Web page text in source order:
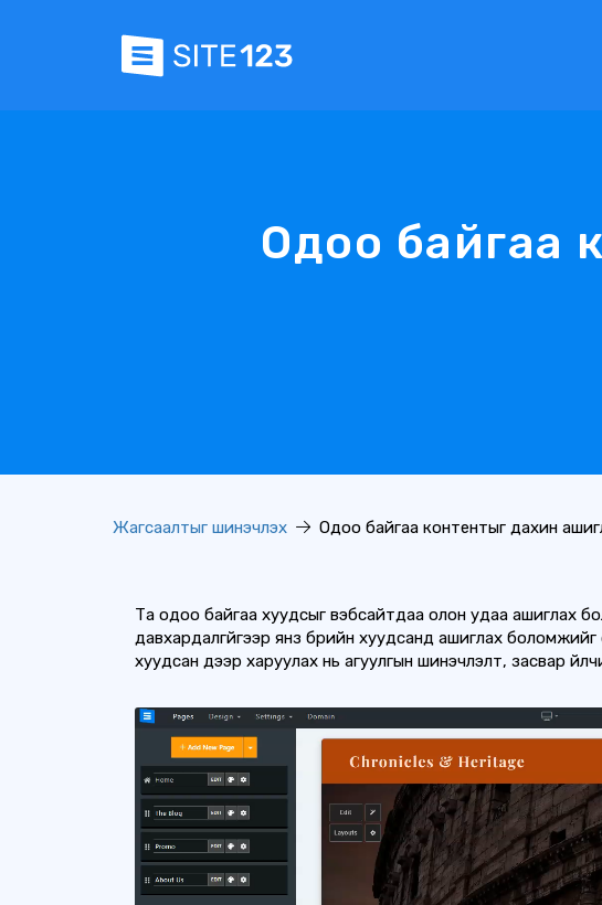
Одоо байгаа
Жагсаалтыг шинэчлэх Одоо байгаа контентыг дахин
Та одоо байгаа хуудсыг вэбсайтдаа олон удаа ашиглах
давхардалгүйгээр янз бүрийн хуудсанд ашиглах
хуудсан дээр харуулах нь агуулгын шинэчлэлт, засвар